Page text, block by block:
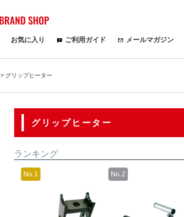
検索
お気に入り ご利用ガイド メールマガジン
グリップヒーター
グリップヒーター
ランキング